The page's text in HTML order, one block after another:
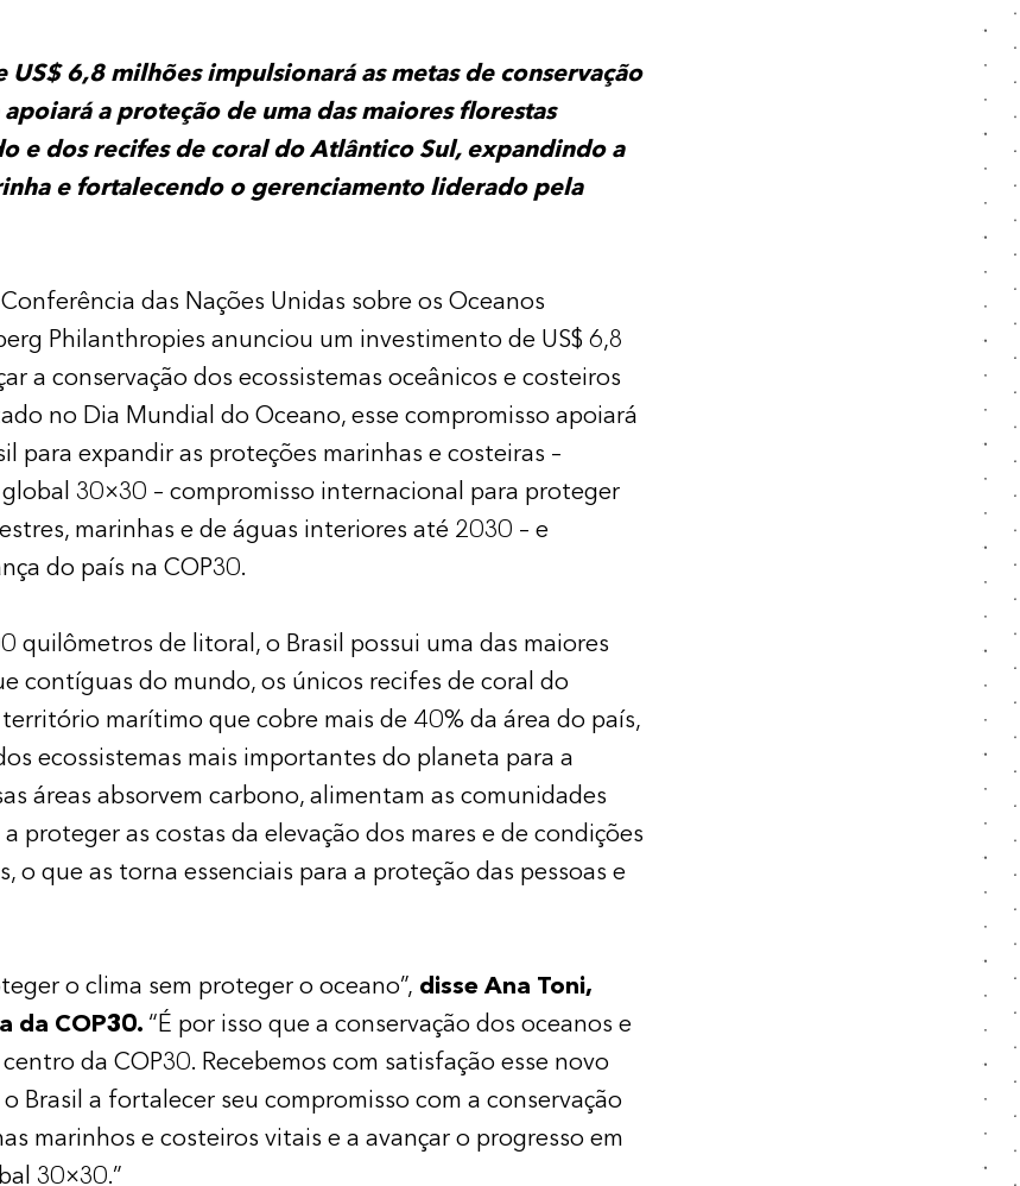
US$ 6,8 milhões impulsionará as metas de conservação
a proteção de uma das maiores florestas
e dos recifes de coral do Atlântico Sul, expandindo a
e fortalecendo o gerenciamento liderado pela
das Nações Unidas sobre os Oceanos
Philanthropies anunciou um investimento de US$ 6,8
a conservação dos ecossistemas oceânicos e costeiros
no Dia Mundial do Oceano, esse compromisso apoiará
para expandir as proteções marinhas e costeiras –
30×30 – compromisso internacional para proteger
marinhas e de águas interiores até 2030 – e
do país na COP30.
quilômetros de litoral, o Brasil possui uma das maiores
contíguas do mundo, os únicos recifes de coral do
marítimo que cobre mais de 40% da área do país,
ecossistemas mais importantes do planeta para a
áreas absorvem carbono, alimentam as comunidades
proteger as costas da elevação dos mares e de condições
o que as torna essenciais para a proteção das pessoas e
o clima sem proteger o oceano”, disse Ana Toni,
da COP30. “É por isso que a conservação dos oceanos e
da COP30. Recebemos com satisfação esse novo
Brasil a fortalecer seu compromisso com a conservação
marinhos e costeiros vitais e a avançar o progresso em
30×30.”